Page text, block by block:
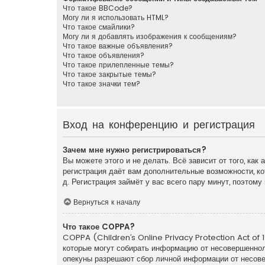
Что такое BBCode?
Могу ли я использовать HTML?
Что такое смайлики?
Могу ли я добавлять изображения к сообщениям?
Что такое важные объявления?
Что такое объявления?
Что такое прилепленные темы?
Что такое закрытые темы?
Что такое значки тем?
Вход на конференцию и регистрация
Зачем мне нужно регистрироваться?
Вы можете этого и не делать. Всё зависит от того,
регистрация даёт вам дополнительные возможности,
д. Регистрация займёт у вас всего пару минут,
Вернуться к началу
Что такое COPPA?
COPPA (Children’s Online Privacy Protection Act of
которые могут собирать информацию от
опекуны разрешают сбор личной информации от